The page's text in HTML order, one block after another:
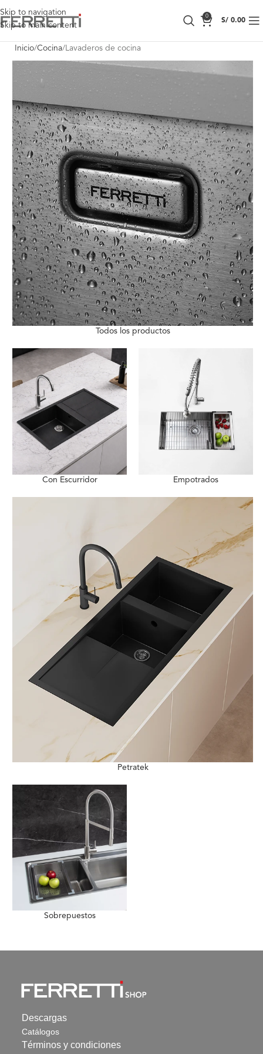
Skip to navigation
Skip to main content
0
S/ 0.00
Inicio Cocina Lavaderos de cocina
Todos los productos
Con Escurridor Empotrados
Petratek
Sobrepuestos
Descargas
Catálogos
Términos y condiciones